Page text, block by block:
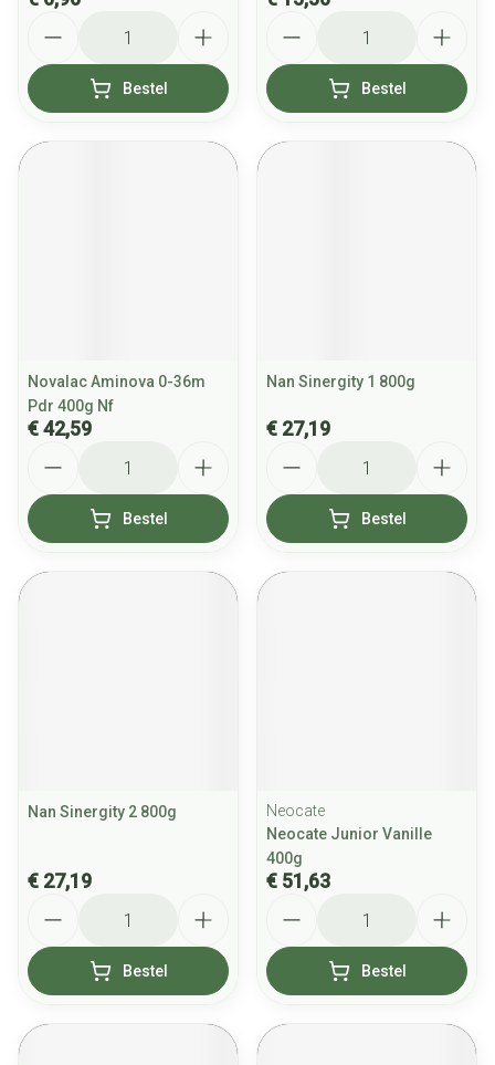
Bestel Bestel
Novalac Aminova 0-36m
Pdr 400g Nf
€ 42,59
Bestel
Nan Sinergity 1 800g
€ 27,19
Bestel
Nan Sinergity 2 800g
€ 27,19
Bestel
Neocate
Neocate Junior Vanille
400g
€ 51,63
Bestel